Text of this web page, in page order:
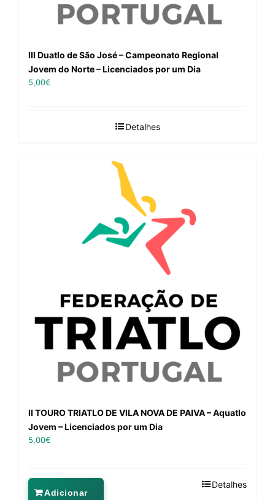
III Duatlo de São José – Campeonato Regional
Jovem do Norte – Licenciados por um Dia
5,00€
Detalhes
II TOURO TRIATLO DE VILA NOVA DE PAIVA – Aquatlo
Jovem – Licenciados por um Dia
5,00€
Adicionar
Detalhes